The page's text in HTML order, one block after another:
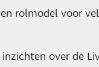
rolmodel voor
over de